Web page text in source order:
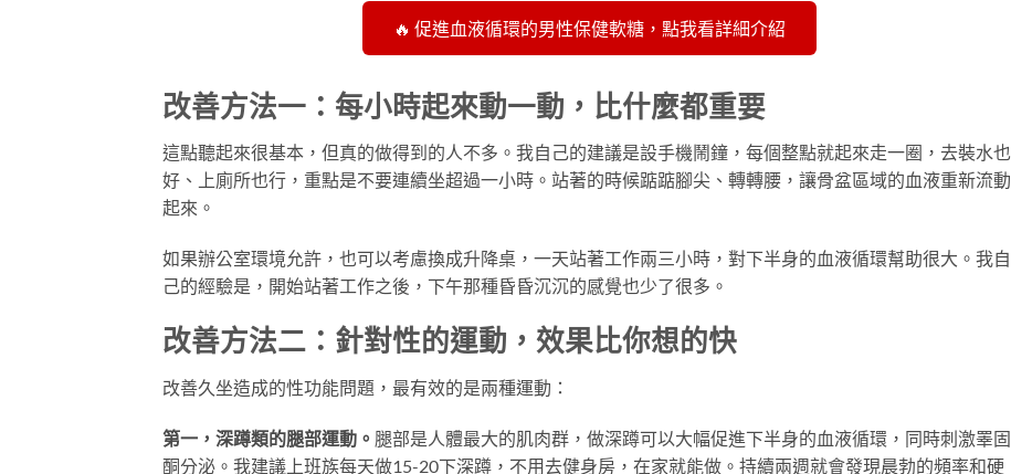
🔥 促進血液循環的男性保健軟糖，點我看詳細介紹
改善方法一：每小時起來動一動，比什麼都重要
這點聽起來很基本，但真的做得到的人不多。我自己的建議是設手機鬧鐘，每個整點就起來走一圈，去裝水也
好、上廁所也行，重點是不要連續坐超過一小時。站著的時候踮踮腳尖、轉轉腰，讓骨盆區域的血液重新流動
起來。
如果辦公室環境允許，也可以考慮換成升降桌，一天站著工作兩三小時，對下半身的血液循環幫助很大。我自
己的經驗是，開始站著工作之後，下午那種昏昏沉沉的感覺也少了很多。
改善方法二：針對性的運動，效果比你想的快
改善久坐造成的性功能問題，最有效的是兩種運動：
第一，深蹲類的腿部運動。 腿部是人體最大的肌肉群，做深蹲可以大幅促進下半身的血液循環，同時刺激睪固
酮分泌。我建議上班族每天做15-20下深蹲，不用去健身房，在家就能做。持續兩週就會發現晨勃的頻率和硬